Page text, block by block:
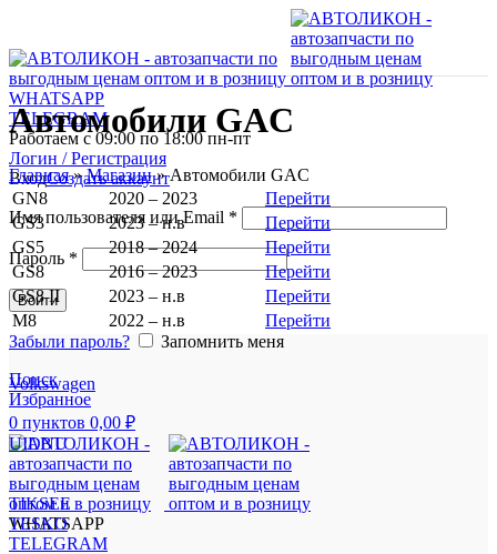
WHATSAPP
TELEGRAM
Работаем с 09:00 по 18:00 пн-пт
Логин / Регистрация
ВходСоздать аккаунт
Имя пользователя или Email *
Пароль *
Войти
Забыли пароль?
Запомнить меня
Поиск
Избранное
0 пунктов 0,00 ₽
WHATSAPP
TELEGRAM
Автомобили GAC
Главная»Магазин»Автомобили GAC
GN8
2020 – 2023
Перейти
GS3
2023 – н.в
Перейти
GS5
2018 – 2024
Перейти
GS8
2016 – 2023
Перейти
GS8 II
2023 – н.в
Перейти
M8
2022 – н.в Перейти
Volkswagen
UIDNU
TIKSEE
TESKO